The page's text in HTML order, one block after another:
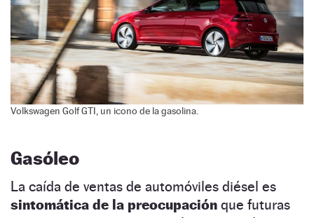
Volkswagen Golf GTI, un icono de la gasolina.
Gasóleo
La caída de ventas de automóviles diésel es
sintomática de la preocupación que futuras